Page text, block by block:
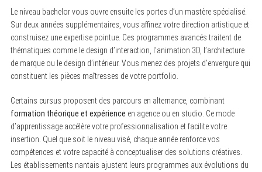
Le niveau bachelor vous ouvre ensuite les portes d’un mastère spécialisé.
Sur deux années supplémentaires, vous affinez votre direction artistique et
construisez une expertise pointue. Ces programmes avancés traitent de
thématiques comme le design d’interaction, l’animation 3D, l’architecture
de marque ou le design d’intérieur. Vous menez des projets d’envergure qui
constituent les pièces maîtresses de votre portfolio.
Certains cursus proposent des parcours en alternance, combinant
formation théorique et expérience en agence ou en studio. Ce mode
d’apprentissage accélère votre professionnalisation et facilite votre
insertion. Quel que soit le niveau visé, chaque année renforce vos
compétences et votre capacité à conceptualiser des solutions créatives.
Les établissements nantais ajustent leurs programmes aux évolutions du